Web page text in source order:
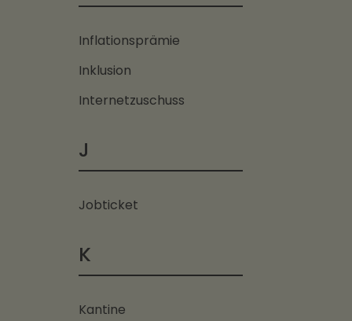
Inflationsprämie
Inklusion
Internetzuschuss
J
Jobticket
K
Kantine